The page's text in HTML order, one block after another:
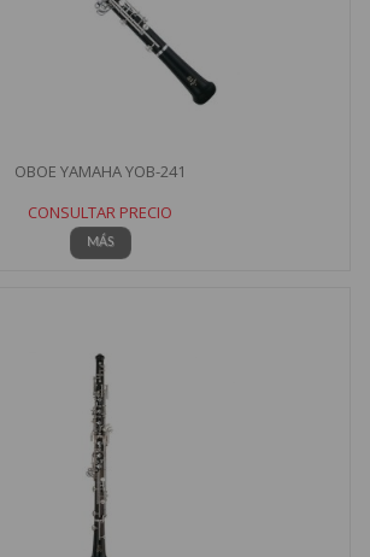
OBOE YAMAHA YOB-241
CONSULTAR PRECIO
MÁS